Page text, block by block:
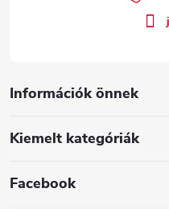
Információk önnek
Kiemelt kategóriák
Facebook